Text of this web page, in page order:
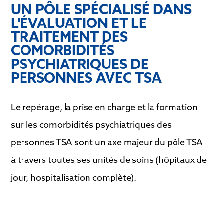
UN PÔLE SPÉCIALISÉ DANS
L'ÉVALUATION ET LE
TRAITEMENT DES
COMORBIDITÉS
PSYCHIATRIQUES DE
PERSONNES AVEC TSA
Le repérage, la prise en charge et la formation
sur les comorbidités psychiatriques des
personnes TSA sont un axe majeur du pôle TSA
à travers toutes ses unités de soins (hôpitaux de
jour, hospitalisation complète).